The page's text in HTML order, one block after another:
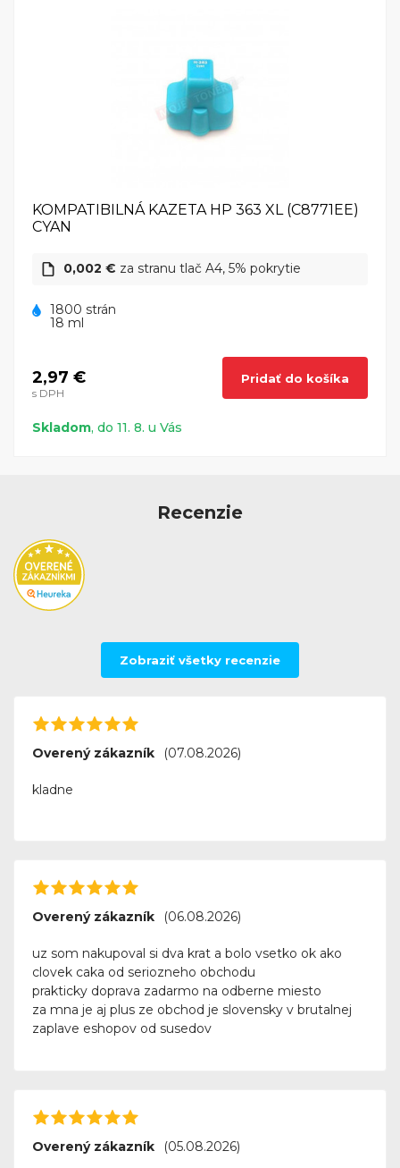
KOMPATIBILNÁ KAZETA HP 363 XL (C8771EE)
CYAN
0,002 € za stranu tlač A4, 5% pokrytie
1800 strán
18 ml
2,97 €
s DPH
Pridať do košíka
Skladom, do 11. 8. u Vás
Recenzie
Zobraziť všetky recenzie
Overený zákazník (07.08.2026)
kladne
Overený zákazník (06.08.2026)
uz som nakupoval si dva krat a bolo vsetko ok ako
clovek caka od seriozneho obchodu
prakticky doprava zadarmo na odberne miesto
za mna je aj plus ze obchod je slovensky v brutalnej
zaplave eshopov od susedov
Overený zákazník (05.08.2026)